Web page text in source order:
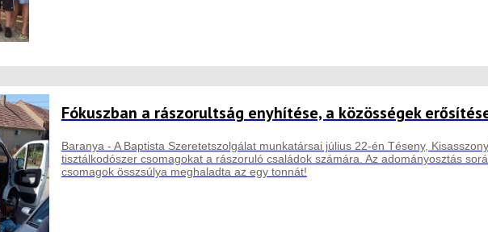
Fókuszban a rászorultság enyhítése, a közösségek
Baranya - A Baptista Szeretetszolgálat munkatársai július 22-én Téseny,
tisztálkodószer csomagokat a rászoruló családok számára. Az adományosztás
csomagok összsúlya meghaladta az egy tonnát!